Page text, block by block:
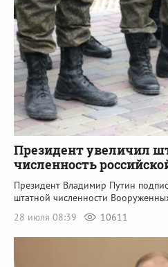
Президент увеличил
численность
Президент Владимир Путин
штатной численности
28 июля 08:39
10611